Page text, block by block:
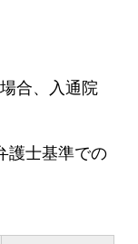
合、入通院
護士基準での